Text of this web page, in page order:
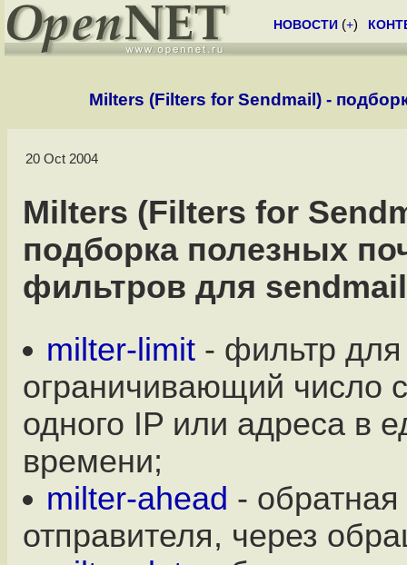
НОВОСТИ (+)
Milters (Filters for Sendmail) -
20 Oct 2004
Milters (Filters for
подборка полезных
фильтров для sendmail
milter-limit - фильтр
ограничивающий число
одного IP или адреса в
времени;
milter-ahead -
отправителя, через